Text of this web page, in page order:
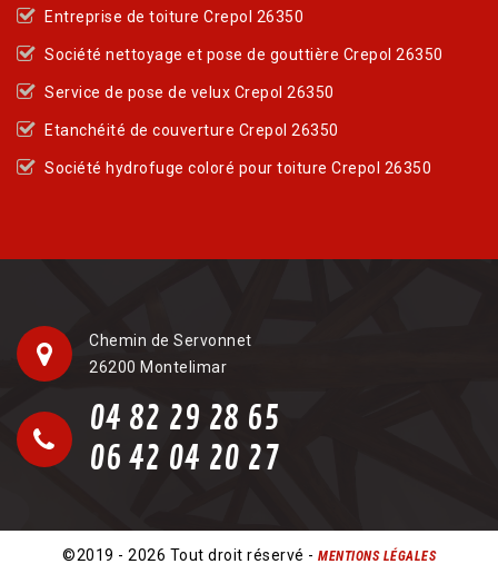
Entreprise de toiture Crepol 26350
Société nettoyage et pose de gouttière Crepol 26350
Service de pose de velux Crepol 26350
Etanchéité de couverture Crepol 26350
Société hydrofuge coloré pour toiture Crepol 26350
Chemin de Servonnet
26200 Montelimar
04 82 29 28 65
06 42 04 20 27
©2019 - 2026 Tout droit réservé - MENTIONS LÉGALES